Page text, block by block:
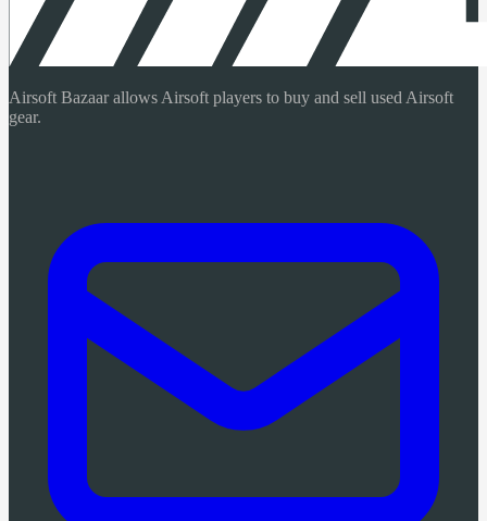
Airsoft Bazaar allows Airsoft players to buy and sell used Airsoft
gear.